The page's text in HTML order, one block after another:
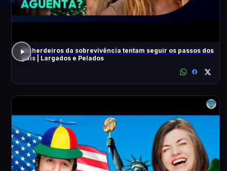
Os herdeiros da sobrevivência tentam seguir os passos dos
pais | Largados e Pelados